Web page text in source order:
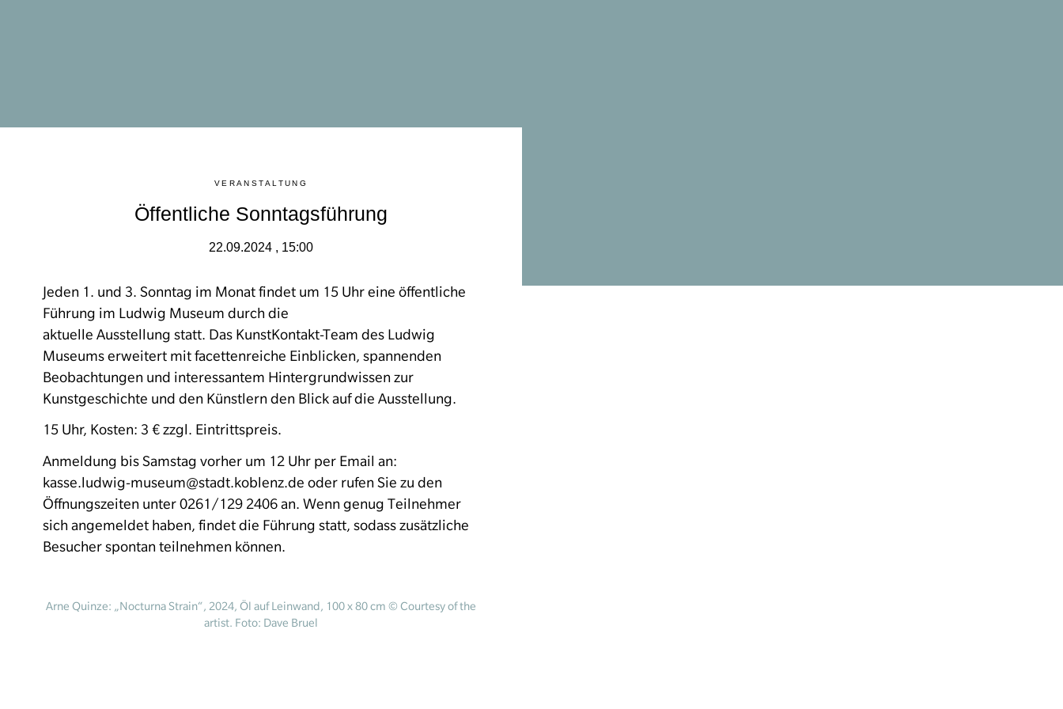
VERANSTALTUNG
Öffentliche Sonntagsführung
22.09.2024 , 15:00
Jeden 1. und 3. Sonntag im Monat findet um 15 Uhr eine öffentliche
Führung im Ludwig Museum durch die
aktuelle Ausstellung statt. Das KunstKontakt-Team des Ludwig
Museums erweitert mit facettenreiche Einblicken, spannenden
Beobachtungen und interessantem Hintergrundwissen zur
Kunstgeschichte und den Künstlern den Blick auf die Ausstellung.
15 Uhr, Kosten: 3 € zzgl. Eintrittspreis.
Anmeldung bis Samstag vorher um 12 Uhr per Email an:
kasse.ludwig-museum@stadt.koblenz.de oder rufen Sie zu den
Öffnungszeiten unter 0261/129 2406 an. Wenn genug Teilnehmer
sich angemeldet haben, findet die Führung statt, sodass zusätzliche
Besucher spontan teilnehmen können.
Arne Quinze: „Nocturna Strain“, 2024, Öl auf Leinwand, 100 x 80 cm © Courtesy of the
artist. Foto: Dave Bruel